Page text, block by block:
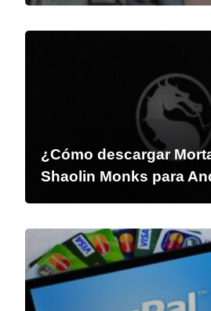
¿Cómo descargar
Shaolin Monks para